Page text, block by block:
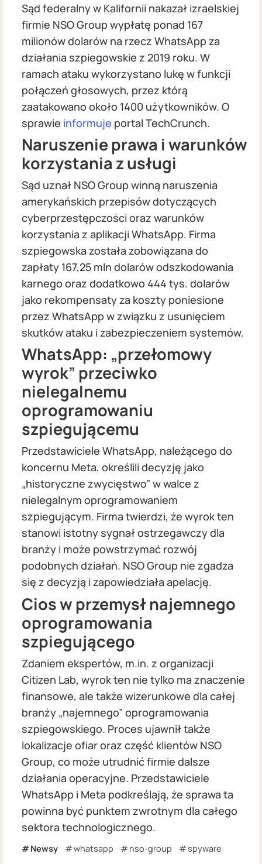
Sąd federalny w Kalifornii nakazał izraelskiej
firmie NSO Group wypłatę ponad 167
milionów dolarów na rzecz WhatsApp za
działania szpiegowskie z 2019 roku. W
ramach ataku wykorzystano lukę w funkcji
połączeń głosowych, przez którą
zaatakowano około 1400 użytkowników. O
sprawie informuje portal TechCrunch.
Naruszenie prawa i warunków
korzystania z usługi
Sąd uznał NSO Group winną naruszenia
amerykańskich przepisów dotyczących
cyberprzestępczości oraz warunków
korzystania z aplikacji WhatsApp. Firma
szpiegowska została zobowiązana do
zapłaty 167,25 mln dolarów odszkodowania
karnego oraz dodatkowo 444 tys. dolarów
jako rekompensaty za koszty poniesione
przez WhatsApp w związku z usunięciem
skutków ataku i zabezpieczeniem systemów.
WhatsApp: „przełomowy
wyrok” przeciwko
nielegalnemu
oprogramowaniu
szpiegującemu
Przedstawiciele WhatsApp, należącego do
koncernu Meta, określili decyzję jako
„historyczne zwycięstwo” w walce z
nielegalnym oprogramowaniem
szpiegującym. Firma twierdzi, że wyrok ten
stanowi istotny sygnał ostrzegawczy dla
branży i może powstrzymać rozwój
podobnych działań. NSO Group nie zgadza
się z decyzją i zapowiedziała apelację.
Cios w przemysł najemnego
oprogramowania
szpiegującego
Zdaniem ekspertów, m.in. z organizacji
Citizen Lab, wyrok ten nie tylko ma znaczenie
finansowe, ale także wizerunkowe dla całej
branży „najemnego” oprogramowania
szpiegowskiego. Proces ujawnił także
lokalizacje ofiar oraz część klientów NSO
Group, co może utrudnić firmie dalsze
działania operacyjne. Przedstawiciele
WhatsApp i Meta podkreślają, że sprawa ta
powinna być punktem zwrotnym dla całego
sektora technologicznego.
Newsy whatsapp nso-group
spyware